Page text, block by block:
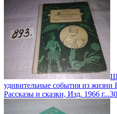
удивительные события из жизни
Рассказы и сказки, Изд. 1966 г...